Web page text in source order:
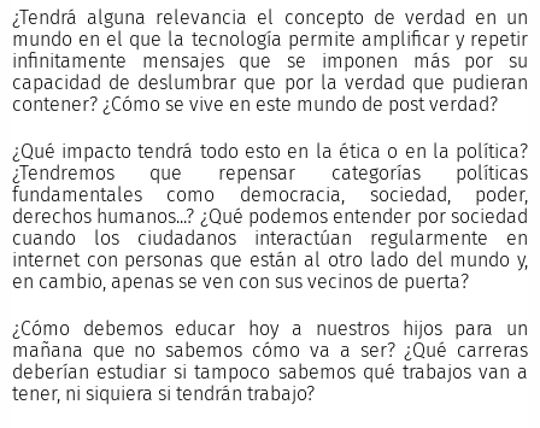
¿Tendrá alguna relevancia el concepto de verdad en un
mundo en el que la tecnología permite amplificar y repetir
infinitamente mensajes que se imponen más por su
capacidad de deslumbrar que por la verdad que pudieran
contener? ¿Cómo se vive en este mundo de post verdad?
¿Qué impacto tendrá todo esto en la ética o en la política?
¿Tendremos que repensar categorías políticas
fundamentales como democracia, sociedad, poder,
derechos humanos...? ¿Qué podemos entender por sociedad
cuando los ciudadanos interactúan regularmente en
internet con personas que están al otro lado del mundo y,
en cambio, apenas se ven con sus vecinos de puerta?
¿Cómo debemos educar hoy a nuestros hijos para un
mañana que no sabemos cómo va a ser? ¿Qué carreras
deberían estudiar si tampoco sabemos qué trabajos van a
tener, ni siquiera si tendrán trabajo?